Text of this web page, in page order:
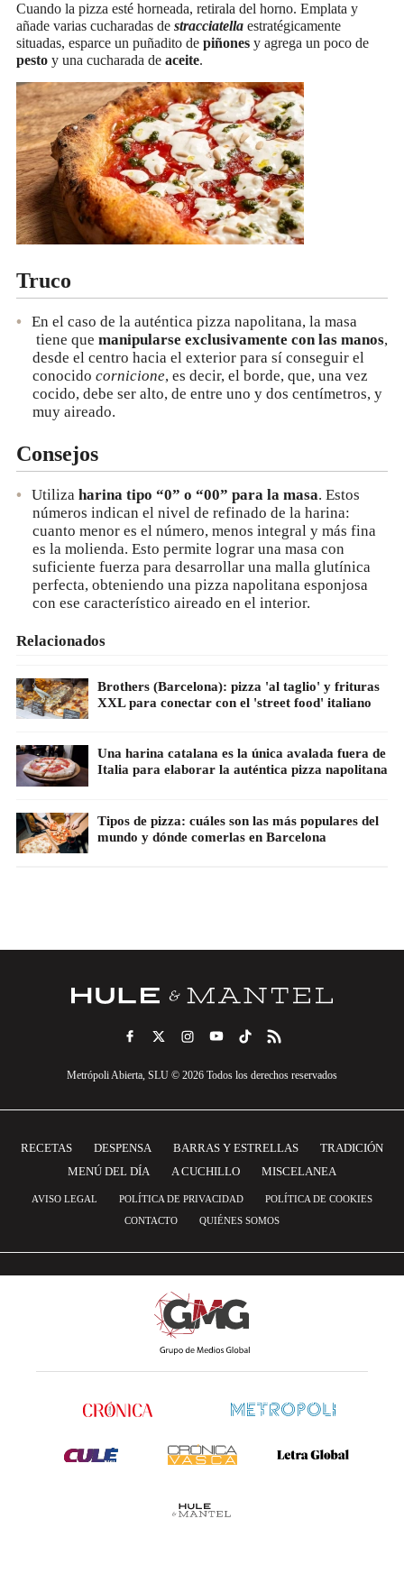
Cuando la pizza esté horneada, retirala del horno. Emplata y
añade varias cucharadas de stracciatella estratégicamente
situadas, esparce un puñadito de piñones y agrega un poco de
pesto y una cucharada de aceite.
Truco
En el caso de la auténtica pizza napolitana, la masa
tiene que manipularse exclusivamente con las manos,
desde el centro hacia el exterior para sí conseguir el
conocido cornicione, es decir, el borde, que, una vez
cocido, debe ser alto, de entre uno y dos centímetros, y
muy aireado.
Consejos
Utiliza harina tipo “0” o “00” para la masa. Estos
números indican el nivel de refinado de la harina:
cuanto menor es el número, menos integral y más fina
es la molienda. Esto permite lograr una masa con
suficiente fuerza para desarrollar una malla glutínica
perfecta, obteniendo una pizza napolitana esponjosa
con ese característico aireado en el interior.
Relacionados
Brothers (Barcelona): pizza 'al taglio' y frituras
XXL para conectar con el 'street food' italiano
Una harina catalana es la única avalada fuera de
Italia para elaborar la auténtica pizza napolitana
Tipos de pizza: cuáles son las más populares del
mundo y dónde comerlas en Barcelona
Metrópoli Abierta, SLU © 2026 Todos los derechos reservados
RECETAS DESPENSA BARRAS Y ESTRELLAS
TRADICIÓN
MENÚ DEL DÍA
A CUCHILLO MISCELANEA
AVISO LEGAL POLÍTICA DE PRIVACIDAD
POLÍTICA DE COOKIES
CONTACTO
QUIÉNES SOMOS